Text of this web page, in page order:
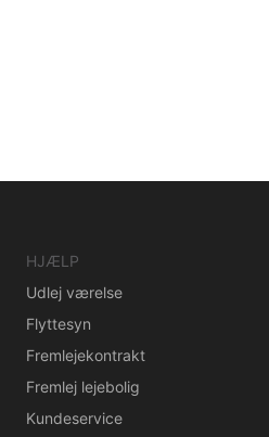
HJÆLP
Udlej værelse
Flyttesyn
Fremlejekontrakt
Fremlej lejebolig
Kundeservice